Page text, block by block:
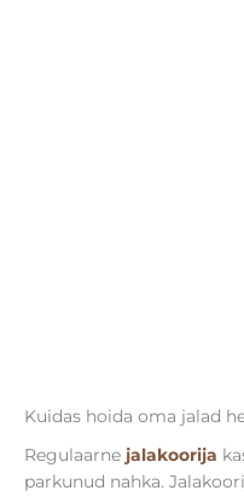
Kuidas hoida oma jalad
Regulaarne jalakoorija
parkunud nahka.